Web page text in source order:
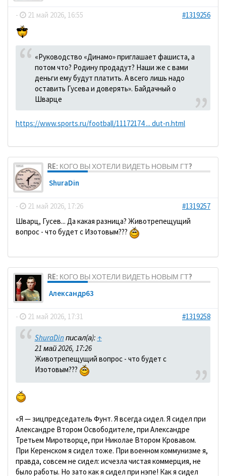
- 21 май 2026, 16:55 #1319256
«Руководство «Динамо» приглашает фашиста, а
потом что? Родину продадут? Наши же с вами
деньги ему будут платить. А всего лишь надо
оставить Гусева и доверять». Байдачный о
Шварце
https://www.sports.ru/football/11172174 ... dut-n.html
RE: КОГО ВЫ ХОТЕЛИ ВИДЕТЬ НОВЫМ ГТ?
ShuraDin
- 21 май 2026, 17:26
#1319257
Шварц, Гусев... Да какая разница? Животрепещущий
вопрос - что будет с Изотовым???
RE: КОГО ВЫ ХОТЕЛИ ВИДЕТЬ НОВЫМ ГТ?
Александр63
- 21 май 2026, 17:31 #1319258
ShuraDin писал(а): ↑
21 май 2026, 17:26
Животрепещущий вопрос - что будет с
Изотовым???
«Я — зицпредседатель Фунт. Я всегда сидел. Я сидел при
Александре Втором Освободителе, при Александре
Третьем Миротворце, при Николае Втором Кровавом.
При Керенском я сидел тоже. При военном коммунизме я,
правда, совсем не сидел: исчезла чистая коммерция, не
было работы. Но зато как я сидел при нэпе! Как я сидел